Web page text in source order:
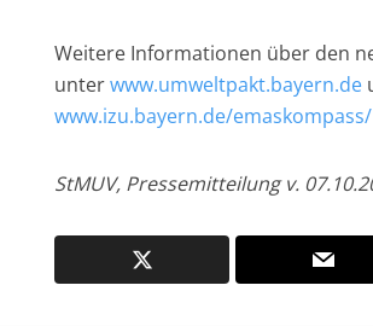
Weitere Informationen über den
unterwww.umweltpakt.bayern.de
www.izu.bayern.de/emaskompass/
StMUV, Pressemitteilung v.